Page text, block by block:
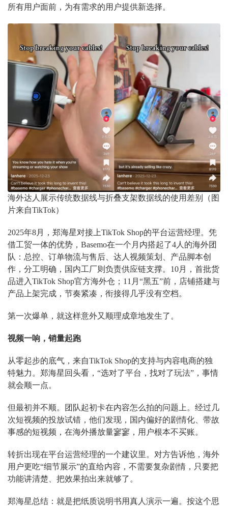
所有用户面前，为有需求的用户提供新选择。
海外达人展示传统数据线与折叠支架数据线的使用差别（图
片来自TikTok）
2025年8月，郑海星对接上TikTok Shop的平台运营经理。凭
借工贸一体的优势，Basemo在一个月内搭起了4人的海外团
队：总控、订单物流与售后、达人视频策划、产品脚本创
作，分工明确，国内工厂则负责供应链支撑。10月，首批货
品进入TikTok Shop官方海外仓；11月“黑五”前，店铺搭建与
产品上架完成，节奏紧凑，衔接得几乎没有空档。
第一次爆单，就这样意外又顺理成章地发生了。
视频一响，销量起跑
从零起步的底气，来自TikTok Shop的支持与内容电商的独
特魅力。郑海星回头看，“选对了平台，找对了玩法”，事情
就会顺一点。
但最初并不顺。团队起初卡在内容怎么拍的问题上。经过几
次短视频的投放试错，他们发现，国内偏好的剧情化、带故
事感的短视频，在海外播放量寥寥，用户根本不买账。
转折出现在平台运营经理的一个建议里。对方告诉他，海外
用户更吃“细节展示”的直给内容，不需要复杂剧情，只要把
功能讲清楚、把效果拍出来就够了。
郑海星总结：就是把纸质说明书用真人演示一遍。按这个思